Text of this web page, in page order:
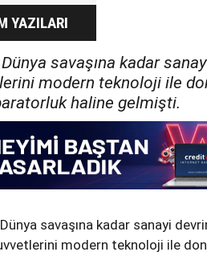
YAZILARI
savaşına kadar
modern teknoloji ile
haline gelmişti.
savaşına kadar sanayi
modern teknoloji ile